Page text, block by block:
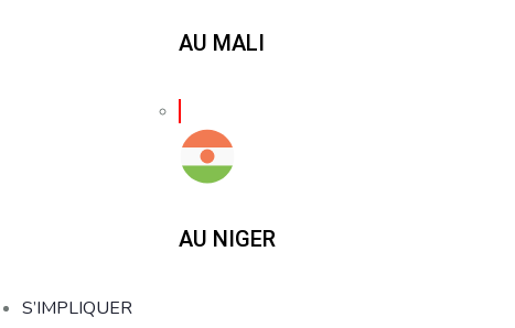
AU MALI
AU NIGER
S’IMPLIQUER